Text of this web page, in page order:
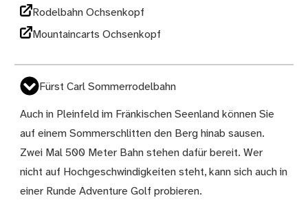
Rodelbahn Ochsenkopf
Mountaincarts Ochsenkopf
Fürst Carl Sommerrodelbahn
Auch in Pleinfeld im Fränkischen Seenland können Sie
auf einem Sommerschlitten den Berg hinab sausen.
Zwei Mal 500 Meter Bahn stehen dafür bereit. Wer
nicht auf Hochgeschwindigkeiten steht, kann sich auch in
einer Runde Adventure Golf probieren.